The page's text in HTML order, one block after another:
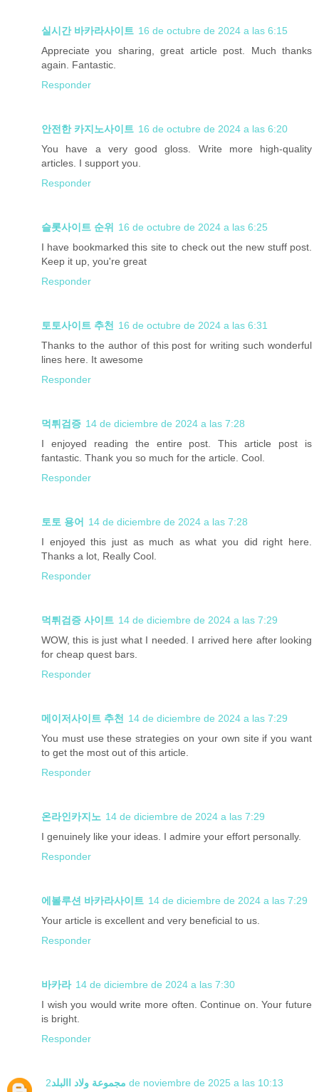
실시간 바카라사이트 16 de octubre de 2024 a las 6:15
Appreciate you sharing, great article post. Much thanks
again. Fantastic.
Responder
안전한 카지노사이트 16 de octubre de 2024 a las 6:20
You have a very good gloss. Write more high-quality
articles. I support you.
Responder
슬롯사이트 순위
16 de octubre de 2024 a las 6:25
I have bookmarked this site to check out the new stuff post.
Keep it up, you're great
Responder
토토사이트 추천 16 de octubre de 2024 a las 6:31
Thanks to the author of this post for writing such wonderful
lines here. It awesome
Responder
먹튀검증 14 de diciembre de 2024 a las 7:28
I enjoyed reading the entire post. This article post is
fantastic. Thank you so much for the article. Cool.
Responder
토토 용어
14 de diciembre de 2024 a las 7:28
I enjoyed this just as much as what you did right here.
Thanks a lot, Really Cool.
Responder
먹튀검증 사이트 14 de diciembre de 2024 a las 7:29
WOW, this is just what I needed. I arrived here after looking
for cheap quest bars.
Responder
메이저사이트 추천
14 de diciembre de 2024 a las 7:29
You must use these strategies on your own site if you want
to get the most out of this article.
Responder
온라인카지노 14 de diciembre de 2024 a las 7:29
I genuinely like your ideas. I admire your effort personally.
Responder
에볼루션 바카라사이트 14 de diciembre de 2024 a las 7:29
Your article is excellent and very beneficial to us.
Responder
바카라 14 de diciembre de 2024 a las 7:30
I wish you would write more often. Continue on. Your future
is bright.
Responder
مجموعة ولاد االبلد 2 de noviembre de 2025 a las 10:13